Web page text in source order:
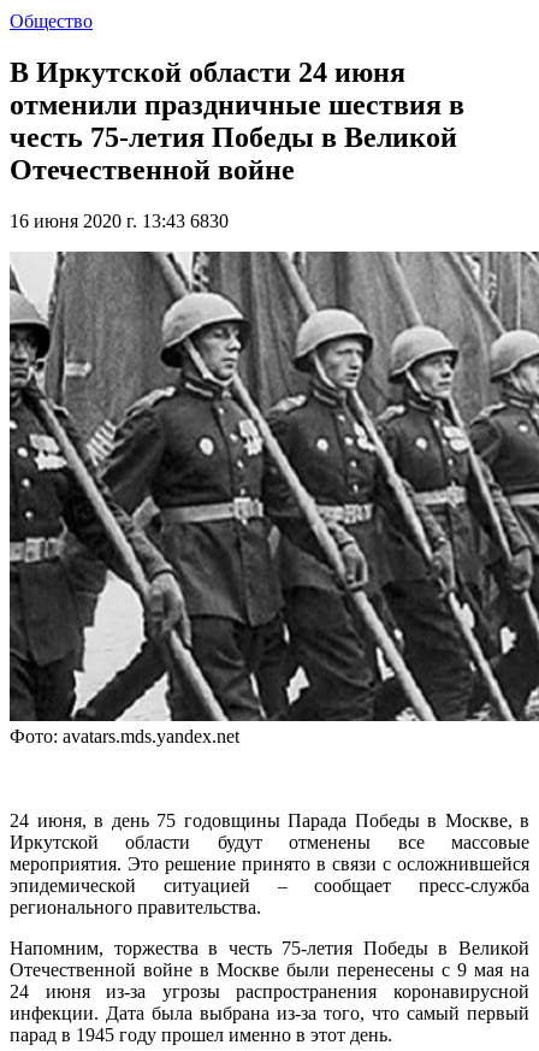
Общество
В Иркутской области 24 июня
отменили праздничные шествия в
честь 75-летия Победы в Великой
Отечественной войне
16 июня 2020 г. 13:43 6830
Фото: avatars.mds.yandex.net
24 июня, в день 75 годовщины Парада Победы в Москве, в
Иркутской области будут отменены все массовые
мероприятия. Это решение принято в связи с осложнившейся
эпидемической ситуацией – сообщает пресс-служба
регионального правительства.
Напомним, торжества в честь 75-летия Победы в Великой
Отечественной войне в Москве были перенесены с 9 мая на
24 июня из-за угрозы распространения коронавирусной
инфекции. Дата была выбрана из-за того, что самый первый
парад в 1945 году прошел именно в этот день.